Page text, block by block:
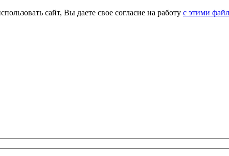
сайт, Вы даете свое согласие на работу с этими